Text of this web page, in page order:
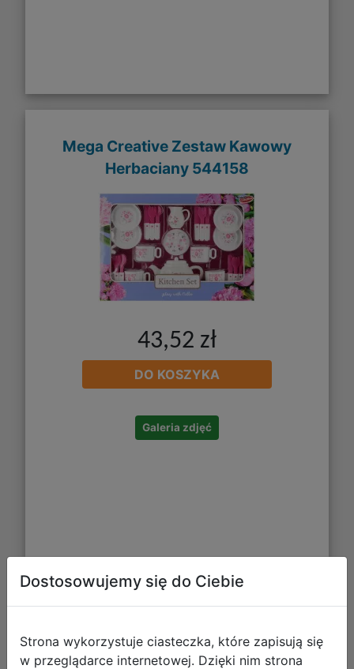
Mega Creative Zestaw Kawowy
Herbaciany 544158
43,52 zł
DO KOSZYKA
Galeria zdjęć
Mega Creative Zestaw Kuchenny
Koszyk 532506
Dostosowujemy się do Ciebie
Strona wykorzystuje ciasteczka, które zapisują się
w przeglądarce internetowej. Dzięki nim strona